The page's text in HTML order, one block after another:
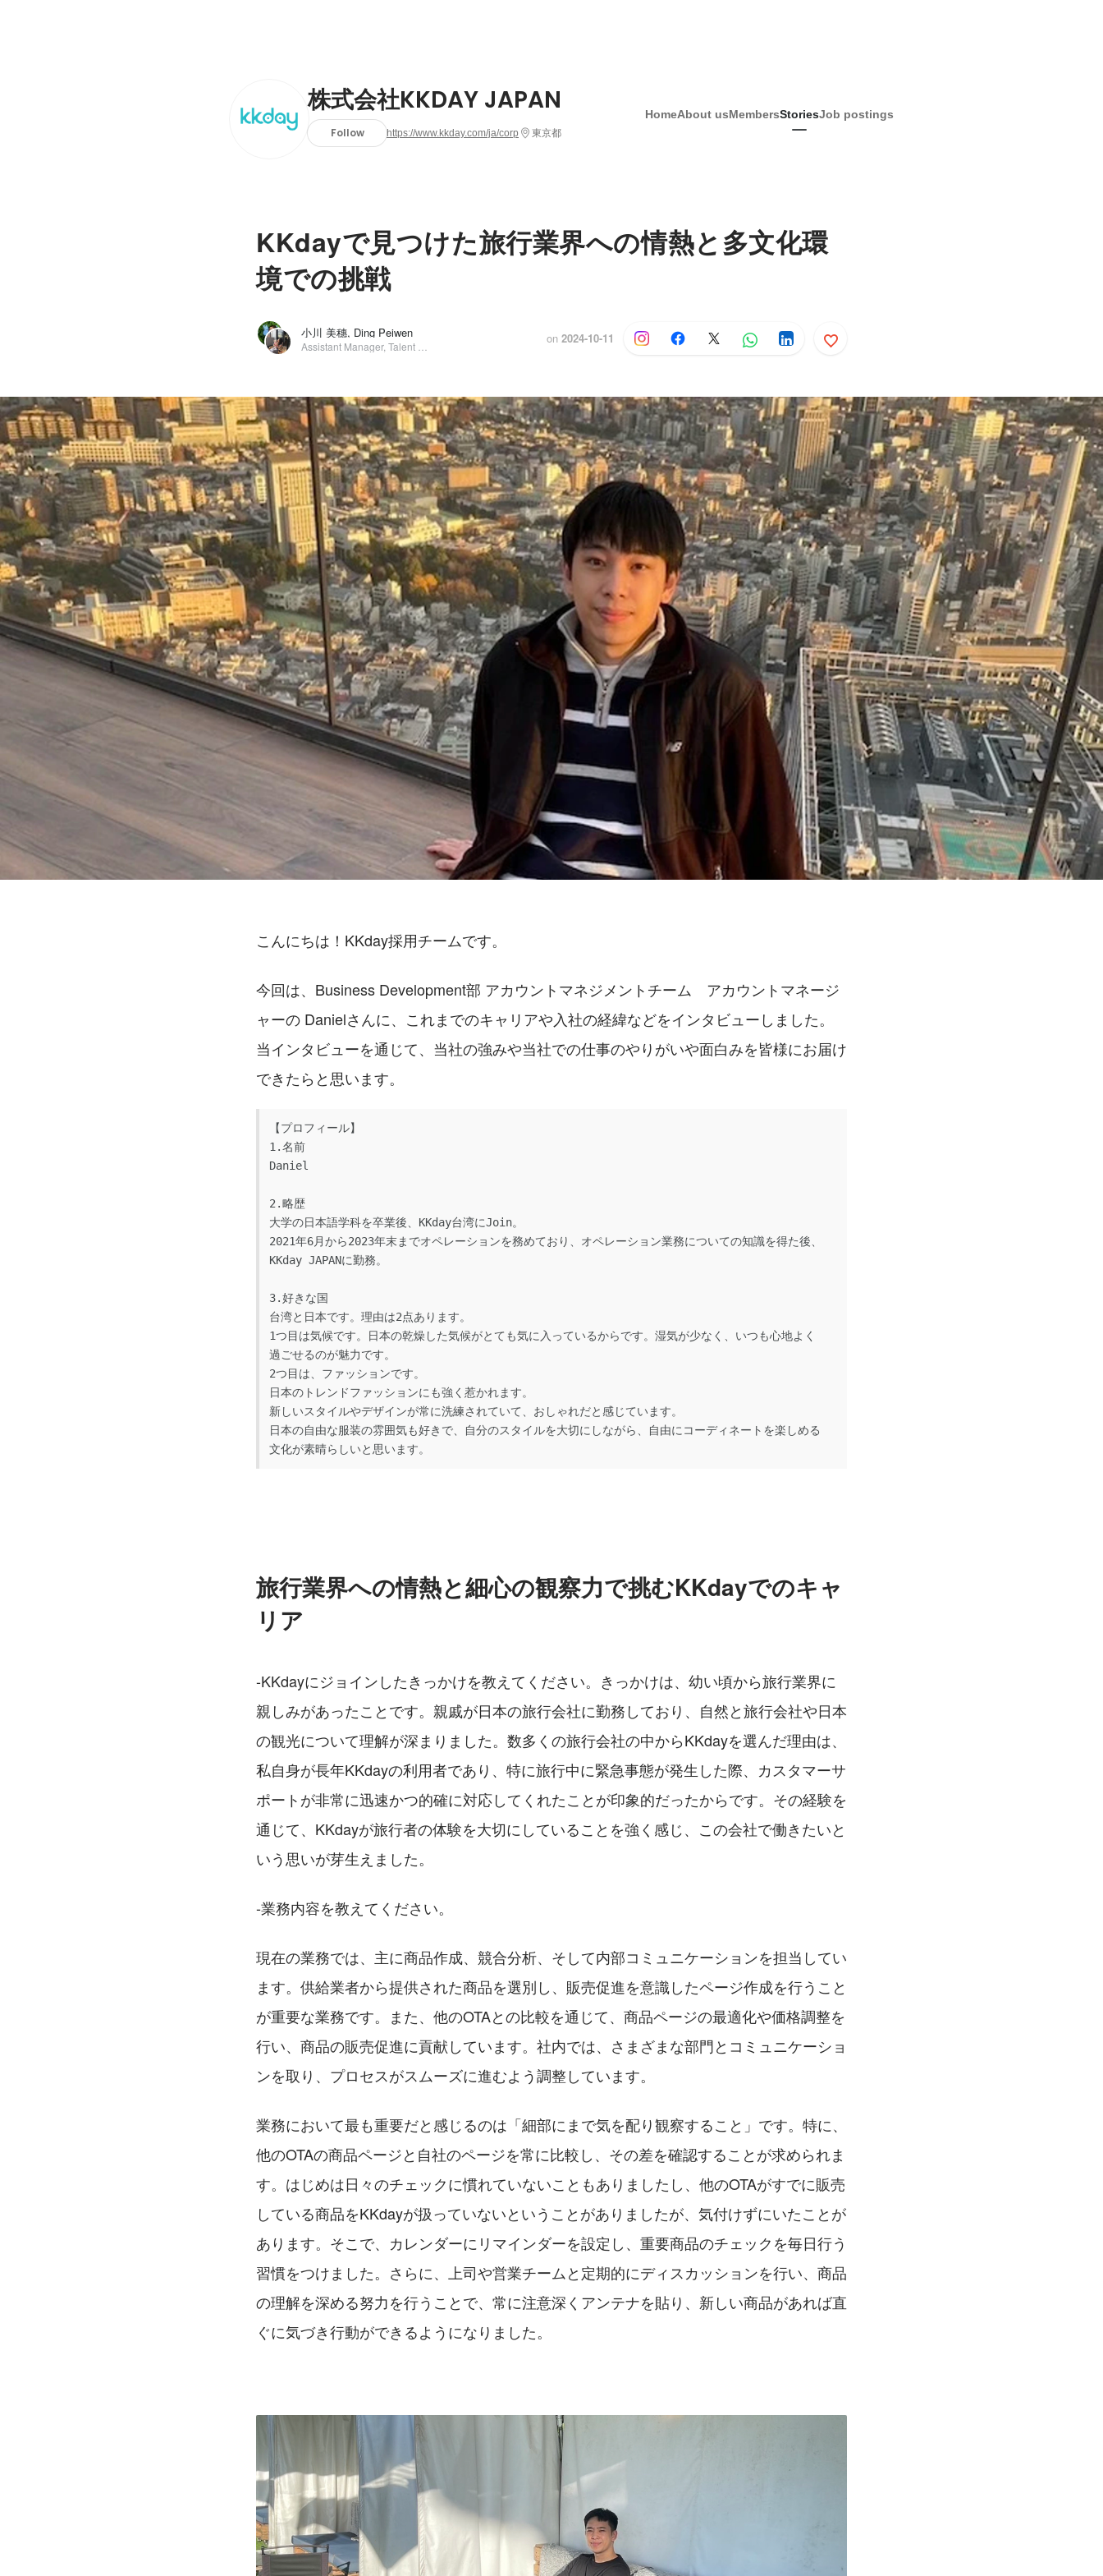
株式会社KKDAY JAPAN
Follow https://www.kkday.com/ja/corp 東京都
HomeAbout usMembersStoriesJob postings
KKdayで見つけた旅行業界への情熱と多文化環
境での挑戦
小川 美穗, Ding Peiwen on 2024-10-11
こんにちは！KKday採用チームです。
今回は、Business Development部 アカウントマネジメントチーム　アカウントマネージ
ャーの Danielさんに、これまでのキャリアや入社の経緯などをインタビューしました。
当インタビューを通じて、当社の強みや当社での仕事のやりがいや面白みを皆様にお届け
できたらと思います。
【プロフィール】
1.名前
Daniel
2.略歴
大学の日本語学科を卒業後、KKday台湾にJoin。
2021年6月から2023年末までオペレーションを務めており、オペレーション業務についての知識を得た後、
KKday JAPANに勤務。
3.好きな国
台湾と日本です。理由は2点あります。
1つ目は気候です。日本の乾燥した気候がとても気に入っているからです。湿気が少なく、いつも心地よく
過ごせるのが魅力です。
2つ目は、ファッションです。
日本のトレンドファッションにも強く惹かれます。
新しいスタイルやデザインが常に洗練されていて、おしゃれだと感じています。
日本の自由な服装の雰囲気も好きで、自分のスタイルを大切にしながら、自由にコーディネートを楽しめる
文化が素晴らしいと思います。
旅行業界への情熱と細心の観察力で挑むKKdayでのキャ
リア
-KKdayにジョインしたきっかけを教えてください。きっかけは、幼い頃から旅行業界に
親しみがあったことです。親戚が日本の旅行会社に勤務しており、自然と旅行会社や日本
の観光について理解が深まりました。数多くの旅行会社の中からKKdayを選んだ理由は、
私自身が長年KKdayの利用者であり、特に旅行中に緊急事態が発生した際、カスタマーサ
ポートが非常に迅速かつ的確に対応してくれたことが印象的だったからです。その経験を
通じて、KKdayが旅行者の体験を大切にしていることを強く感じ、この会社で働きたいと
いう思いが芽生えました。
-業務内容を教えてください。
現在の業務では、主に商品作成、競合分析、そして内部コミュニケーションを担当してい
ます。供給業者から提供された商品を選別し、販売促進を意識したページ作成を行うこと
が重要な業務です。また、他のOTAとの比較を通じて、商品ページの最適化や価格調整を
行い、商品の販売促進に貢献しています。社内では、さまざまな部門とコミュニケーショ
ンを取り、プロセスがスムーズに進むよう調整しています。
業務において最も重要だと感じるのは「​​細部にまで気を配り観察すること」です。特に、
他のOTAの商品ページと自社のページを常に比較し、その差を確認することが求められま
す。はじめは日々のチェックに慣れていないこともありましたし、他のOTAがすでに販売
している商品をKKdayが扱っていないということがありましたが、気付けずにいたことが
あります。そこで、カレンダーにリマインダーを設定し、重要商品のチェックを毎日行う
習慣をつけました。さらに、上司や営業チームと定期的にディスカッションを行い、商品
の理解を深める努力を行うことで、常に注意深くアンテナを貼り、新しい商品があれば直
ぐに気づき行動ができるようになりました。
小川 美穗
株式会社KKDAY JAPAN /